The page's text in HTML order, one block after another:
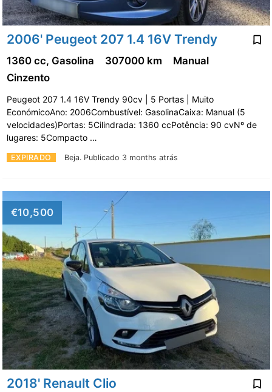
2006' Peugeot 207 1.4 16V Trendy
EXPIRADO Beja. Publicado 3 months atrás
1360 cc, Gasolina 307000 km
Manual
Cinzento
Peugeot 207 1.4 16V Trendy 90cv | 5 Portas | Muito
EconómicoAno: 2006Combustível: GasolinaCaixa: Manual (5
velocidades)Portas: 5Cilindrada: 1360 ccPotência: 90 cvNº de
lugares: 5Compacto …
€10,500
2018' Renault Clio